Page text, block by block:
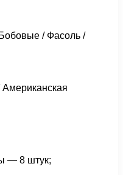
/ Фасоль /
Американская
— 8 штук;